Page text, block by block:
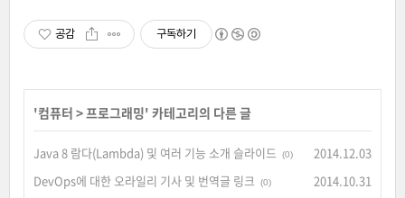
공감 구독하기
'컴퓨터 >프로그래밍' 카테고리의 다른 글
Java 8 람다(Lambda) 및 여러 기능 소개 슬라이드 (0)
2014.12.03
DevOps에 대한 오라일리 기사 및 번역글 링크
(0)
2014.10.31